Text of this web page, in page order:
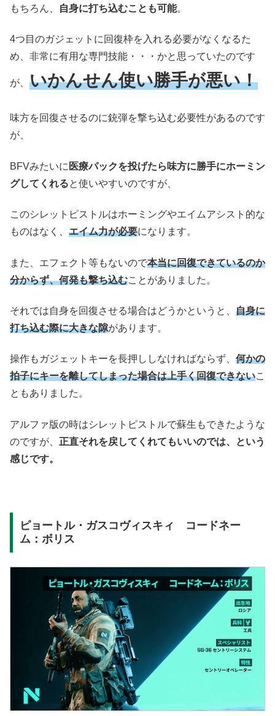
もちろん、 自身に打ち込むことも可能。
4つ目のガジェットに回復枠を入れる必要がなくなるた
め、非常に有用な専門技能・・・かと思っていたのです
が、 いかんせん使い勝手が悪い！
味方を回復させるのに銃弾を撃ち込む必要性があるのです
が、
BFVみたいに 医療パックを投げたら味方に勝手にホーミン
グしてくれると使いやすいのですが、
このシレットピストルはホーミングやエイムアシスト的な
ものはなく、 エイム力が必要になります。
また、エフェクト等もないので本当に回復できているのか
分からず、何発も撃ち込むことがありました。
それでは自身を回復させる場合はどうかというと、 自身に
打ち込む際に大きな隙があります。
操作もガジェットキーを長押ししなければならず、 何かの
拍子にキーを離してしまった場合は上手く回復できないこ
ともありました。
アルファ版の時はシレットピストルで蘇生もできたような
のですが、 正直それを戻してくれてもいいのでは、という
感じです。
ピョートル・ガスコヴィスキィ コードネー
ム：ボリス